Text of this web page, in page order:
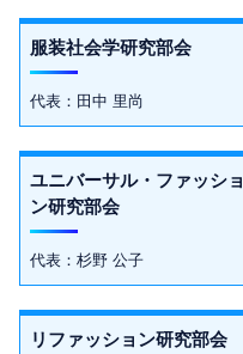
服装社会学研究部会
代表：田中 里尚
ユニバーサル・ファッショ
ン研究部会
代表：杉野 公子
リファッション研究部会